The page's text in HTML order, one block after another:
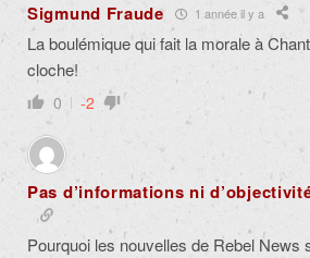
Sigmund Fraude 1 année il y a
La boulémique qui fait la morale à
cloche!
0 -2
Pas d’informations ni
Pourquoi les nouvelles de Rebel News